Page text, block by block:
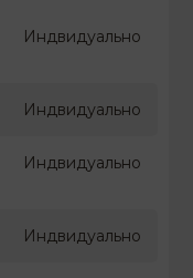
Индвидуально
Индвидуально
Индвидуально
Индвидуально